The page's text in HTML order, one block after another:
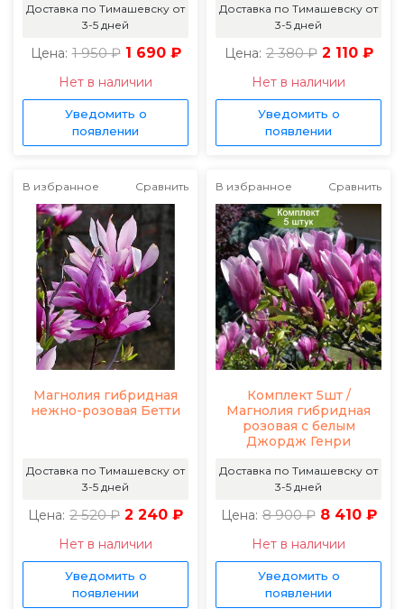
Доставка по Тимашевску от
3-5 дней
Цена: 1 950 ₽ 1 690 ₽
Нет в наличии
Уведомить о
появлении
Доставка по Тимашевску от
3-5 дней
Цена: 2 380 ₽ 2 110 ₽
Нет в наличии
Уведомить о
появлении
В избранное Сравнить
Магнолия гибридная
нежно-розовая Бетти
Доставка по Тимашевску от
3-5 дней
Цена: 2 520 ₽ 2 240 ₽
Нет в наличии
Уведомить о
появлении
В избранное Сравнить
Комплект 5шт /
Магнолия гибридная
розовая с белым
Джордж Генри
Доставка по Тимашевску от
3-5 дней
Цена: 8 900 ₽ 8 410 ₽
Нет в наличии
Уведомить о
появлении